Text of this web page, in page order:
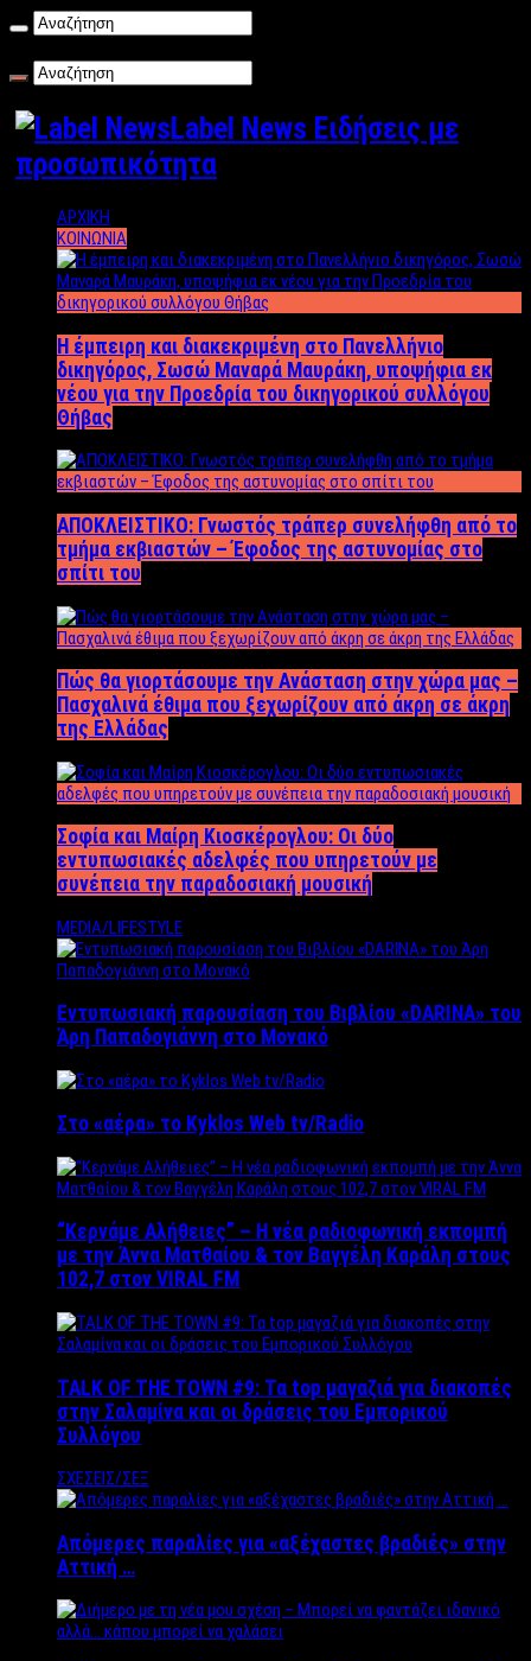
Label News Ειδήσεις με
προσωπικότητα
ΑΡΧΙΚΗ
ΚΟΙΝΩΝΙΑ
Η έμπειρη και διακεκριμένη στο Πανελλήνιο
δικηγόρος, Σωσώ Μαναρά Μαυράκη, υποψήφια εκ
νέου για την Προεδρία του δικηγορικού συλλόγου
Θήβας
ΑΠΟΚΛΕΙΣΤΙΚΟ: Γνωστός τράπερ συνελήφθη από το
τμήμα εκβιαστών – Έφοδος της αστυνομίας στο
σπίτι του
Πώς θα γιορτάσουμε την Ανάσταση στην χώρα μας –
Πασχαλινά έθιμα που ξεχωρίζουν από άκρη σε άκρη
της Ελλάδας
Σοφία και Μαίρη Κιοσκέρογλου: Οι δύο
εντυπωσιακές αδελφές που υπηρετούν με
συνέπεια την παραδοσιακή μουσική
MEDIA/LIFESTYLE
Εντυπωσιακή παρουσίαση του Βιβλίου «DARINA» του
Άρη Παπαδογιάννη στο Μονακό
Στο «αέρα» το Kyklos Web tv/Radio
“Kερνάμε Αλήθειες” – Η νέα ραδιοφωνική εκπομπή
με την Άννα Ματθαίου & τον Βαγγέλη Καράλη στους
102,7 στον VIRAL FM
TALK OF THE TOWN #9: Τα top μαγαζιά για διακοπές
στην Σαλαμίνα και οι δράσεις του Εμπορικού
Συλλόγου
ΣΧΕΣΕΙΣ/ΣΕΞ
Απόμερες παραλίες για «αξέχαστες βραδιές» στην
Αττική …